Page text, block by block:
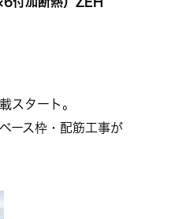
スタート。
ース枠・配筋工事が